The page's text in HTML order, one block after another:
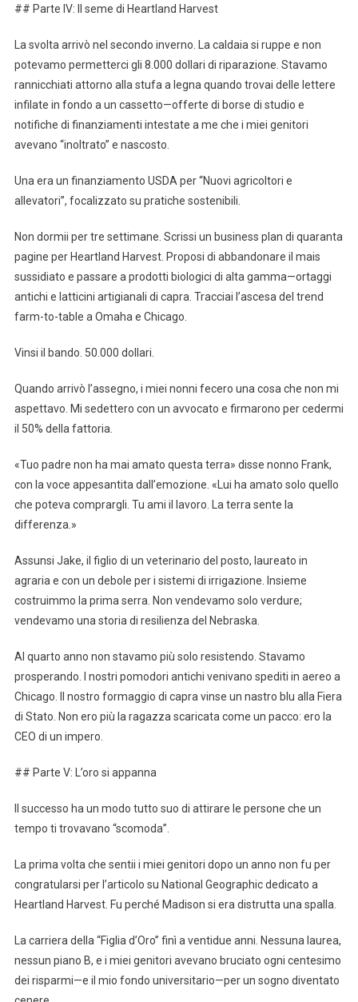
## Parte IV: Il seme di Heartland Harvest
La svolta arrivò nel secondo inverno. La caldaia si ruppe e non
potevamo permetterci gli 8.000 dollari di riparazione. Stavamo
rannicchiati attorno alla stufa a legna quando trovai delle lettere
infilate in fondo a un cassetto—offerte di borse di studio e
notifiche di finanziamenti intestate a me che i miei genitori
avevano “inoltrato” e nascosto.
Una era un finanziamento USDA per “Nuovi agricoltori e
allevatori”, focalizzato su pratiche sostenibili.
Non dormii per tre settimane. Scrissi un business plan di quaranta
pagine per Heartland Harvest. Proposi di abbandonare il mais
sussidiato e passare a prodotti biologici di alta gamma—ortaggi
antichi e latticini artigianali di capra. Tracciai l’ascesa del trend
farm-to-table a Omaha e Chicago.
Vinsi il bando. 50.000 dollari.
Quando arrivò l’assegno, i miei nonni fecero una cosa che non mi
aspettavo. Mi sedettero con un avvocato e firmarono per cedermi
il 50% della fattoria.
«Tuo padre non ha mai amato questa terra» disse nonno Frank,
con la voce appesantita dall’emozione. «Lui ha amato solo quello
che poteva comprargli. Tu ami il lavoro. La terra sente la
differenza.»
Assunsi Jake, il figlio di un veterinario del posto, laureato in
agraria e con un debole per i sistemi di irrigazione. Insieme
costruimmo la prima serra. Non vendevamo solo verdure;
vendevamo una storia di resilienza del Nebraska.
Al quarto anno non stavamo più solo resistendo. Stavamo
prosperando. I nostri pomodori antichi venivano spediti in aereo a
Chicago. Il nostro formaggio di capra vinse un nastro blu alla Fiera
di Stato. Non ero più la ragazza scaricata come un pacco: ero la
CEO di un impero.
## Parte V: L’oro si appanna
Il successo ha un modo tutto suo di attirare le persone che un
tempo ti trovavano “scomoda”.
La prima volta che sentii i miei genitori dopo un anno non fu per
congratularsi per l’articolo su National Geographic dedicato a
Heartland Harvest. Fu perché Madison si era distrutta una spalla.
La carriera della “Figlia d’Oro” finì a ventidue anni. Nessuna laurea,
nessun piano B, e i miei genitori avevano bruciato ogni centesimo
dei risparmi—e il mio fondo universitario—per un sogno diventato